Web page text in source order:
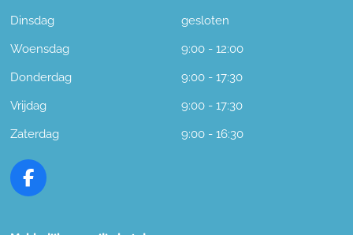
Dinsdag
gesloten
Woensdag
9:00 - 12:00
Donderdag
9:00 - 17:30
Vrijdag
9:00 - 17:30
Zaterdag
9:00 - 16:30
F